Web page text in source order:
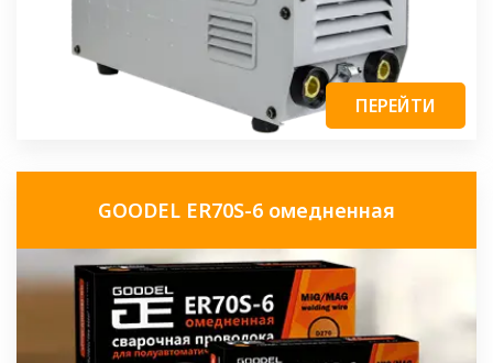
ПЕРЕЙТИ
GOODEL ER70S-6 омедненная